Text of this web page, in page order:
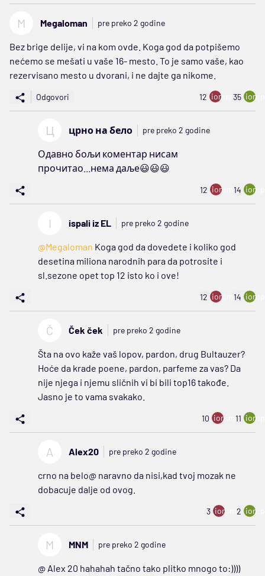
M Megaloman pre preko 2 godine
Bez brige delije, vi na kom ovde. Koga god da potpišemo
nećemo se mešati u vaše 16- mesto. To je samo vaše, kao
rezervisano mesto u dvorani, i ne dajte ga nikome.
Odgovori 12 ion:minus
35
Ц црно на бело pre preko 2 godine
Одавно бољи коментар нисам
прочитао...нема даље😃😃😃
12 ion:minus
14
I ispali iz EL pre preko 2 godine
@Megaloman Koga god da dovedete i koliko god
desetina miliona narodnih para da potrosite i
sl.sezone opet top 12 isto ko i ove!
12 ion:minus
14
Č Ček ček pre preko 2 godine
Šta na ovo kaže vaš lopov, pardon, drug Bultauzer?
Hoće da krade poene, pardon, parfeme za vas? Da
nije njega i njemu sličnih vi bi bili top16 takođe.
Jasno je to vama svakako.
10 ion:minus
11
A Alex20 pre preko 2 godine
crno na belo@ naravno da nisi,kad tvoj mozak ne
dobacuje dalje od ovog.
3 ion:minus
2
M MNM pre preko 2 godine
@ Alex 20 hahahah tačno tako plitko mnogo to:))))